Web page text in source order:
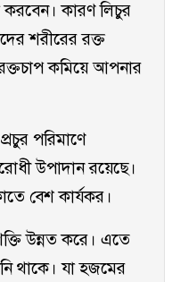
করবেন। কারণ লিচুর
শরীরের রক্ত
কমিয়ে আপনার
পরিমাণে
উপাদান রয়েছে।
বেশ কার্যকর।
উন্নত করে। এতে
থাকে। যা হজমের